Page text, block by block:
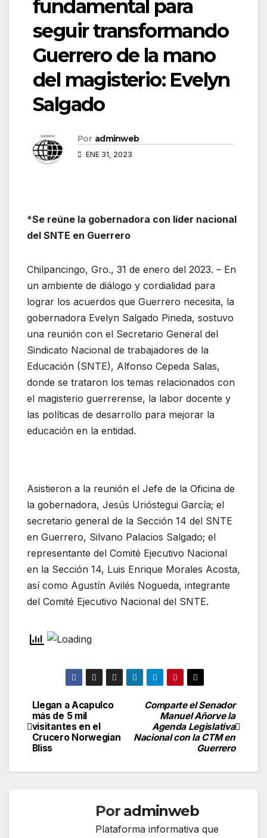
fundamental para
seguir transformando
Guerrero de la mano
del magisterio: Evelyn
Salgado
Por adminweb
ENE 31, 2023
*Se reúne la gobernadora con líder nacional
del SNTE en Guerrero
Chilpancingo, Gro., 31 de enero del 2023. – En
un ambiente de diálogo y cordialidad para
lograr los acuerdos que Guerrero necesita, la
gobernadora Evelyn Salgado Pineda, sostuvo
una reunión con el Secretario General del
Sindicato Nacional de trabajadores de la
Educación (SNTE), Alfonso Cepeda Salas,
donde se trataron los temas relacionados con
el magisterio guerrerense, la labor docente y
las políticas de desarrollo para mejorar la
educación en la entidad.
Asistieron a la reunión el Jefe de la Oficina de
la gobernadora, Jesús Urióstegui García; el
secretario general de la Sección 14 del SNTE
en Guerrero, Silvano Palacios Salgado; el
representante del Comité Ejecutivo Nacional
en la Sección 14, Luis Enrique Morales Acosta,
así como Agustín Avilés Nogueda, integrante
del Comité Ejecutivo Nacional del SNTE.
Navegación
de
Comparte el Senador
Manuel Añorve la
Agenda Legislativa
Nacional con la CTM en
Guerrero
Llegan a Acapulco
más de 5 mil
visitantes en el
Crucero Norwegian
Bliss
Por adminweb
Plataforma informativa que